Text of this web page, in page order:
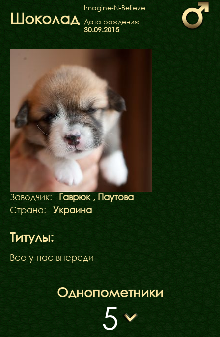
Шоколад
Imagine-N-Believe
Дата рождения:
30.09.2015
Заводчик:
Гаврюк , Паутова
Страна:
Украина
Титулы:
Все у нас впереди
Однопометники
5
БЛОГ